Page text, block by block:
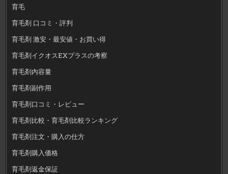
育毛
育毛剤 口コミ・評判
育毛剤 激安・最安値・お買い得
育毛剤イクオスEXプラスの考察
育毛剤内容量
育毛剤副作用
育毛剤口コミ・レビュー
育毛剤比較・育毛剤比較ランキング
育毛剤注文・購入の仕方
育毛剤購入価格
育毛剤返金保証